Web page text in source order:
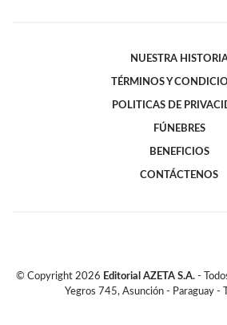
NUESTRA
TÉRMINOS Y
POLITICAS DE
FÚNEBRES
BENEFICIOS
CONTÁCTENOS
© Copyright 2026 Editorial AZETA S.A. -
Yegros 745, Asunción - Paraguay -